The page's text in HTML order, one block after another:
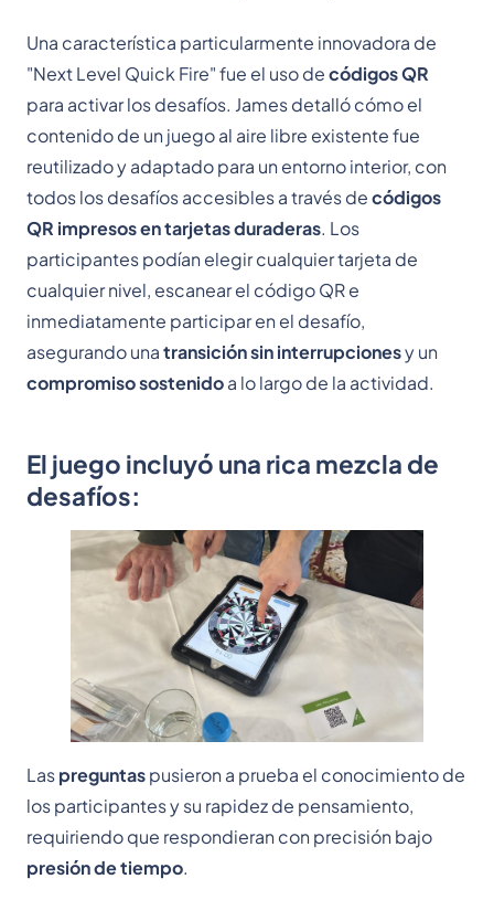
Una característica particularmente innovadora de
"Next Level Quick Fire" fue el uso decódigos QR
para activar los desafíos. James detalló cómo el
contenido de un juego al aire libre existente fue
reutilizado y adaptado para un entorno interior, con
todos los desafíos accesibles a través decódigos
QR impresos en tarjetas duraderas. Los
participantes podían elegir cualquier tarjeta de
cualquier nivel, escanear el código QR e
inmediatamente participar en el desafío,
asegurando unatransición sin interrupcionesy un
compromiso sostenidoa lo largo de la actividad.
El juego incluyó una rica mezcla de
desafíos:
Laspreguntaspusieron a prueba el conocimiento de
los participantes y su rapidez de pensamiento,
requiriendo que respondieran con precisión bajo
presión de tiempo.